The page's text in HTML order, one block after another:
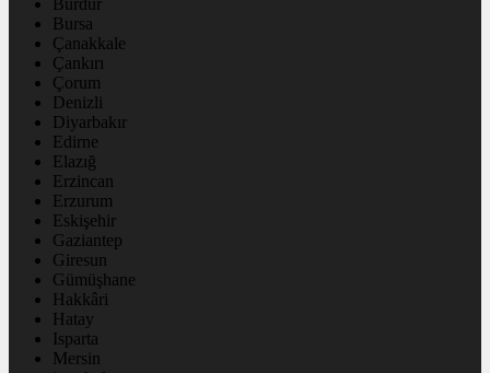
Burdur
Bursa
Çanakkale
Çankırı
Çorum
Denizli
Diyarbakır
Edirne
Elazığ
Erzincan
Erzurum
Eskişehir
Gaziantep
Giresun
Gümüşhane
Hakkâri
Hatay
Isparta
Mersin